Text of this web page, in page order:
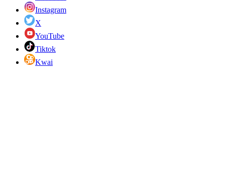
Instagram
X
YouTube
Tiktok
Kwai